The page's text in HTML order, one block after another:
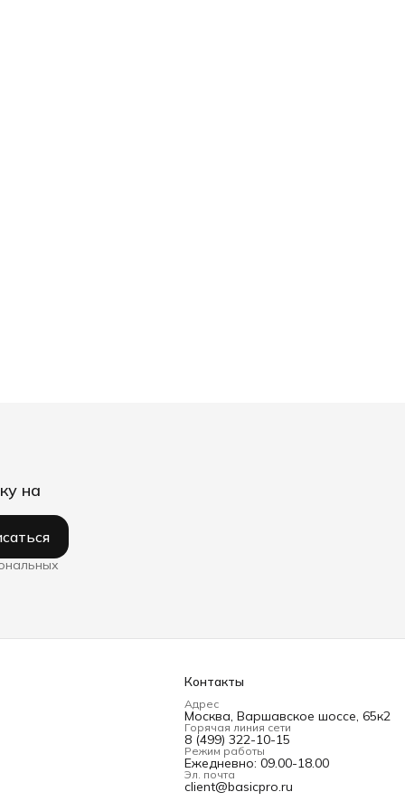
на
Контакты
Адрес
Москва, Варшавское шоссе, 65к2
Горячая линия сети
8 (499) 322-10-15
Режим работы
Ежедневно: 09.00-18.00
Эл. почта
client@basicpro.ru